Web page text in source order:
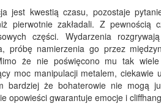
jest kwestią czasu, pozostaje
pierwotnie zakładali. Z pewnością
części. Wydarzenia
próbę namierzenia go przez
że nie poświęcono mu tak
moc manipulacji metalem,
bardziej że bohaterowie nie mogą
opowieści gwarantuje emocje i